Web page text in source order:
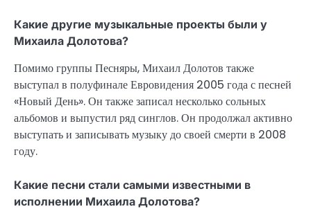
Какие другие музыкальные проекты были у
Михаила Долотова?
Помимо группы Песняры, Михаил Долотов также
выступал в полуфинале Евровидения 2005 года с песней
«Новый День». Он также записал несколько сольных
альбомов и выпустил ряд синглов. Он продолжал активно
выступать и записывать музыку до своей смерти в 2008
году.
Какие песни стали самыми известными в
исполнении Михаила Долотова?